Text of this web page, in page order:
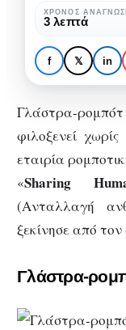
ΤΕΧΝΟΛΟΓΊΑ
χτυπά
φυτό
πόδια
όταν
το
διψάει
ΧΡΌΝΟΣ
3 λεπτά
f 𝕏 in
Γλάστρα-
φιλοξενεί
εταιρία
«Sharing
(Ανταλλαγή
ξεκίνησε από
Γλάστρα-